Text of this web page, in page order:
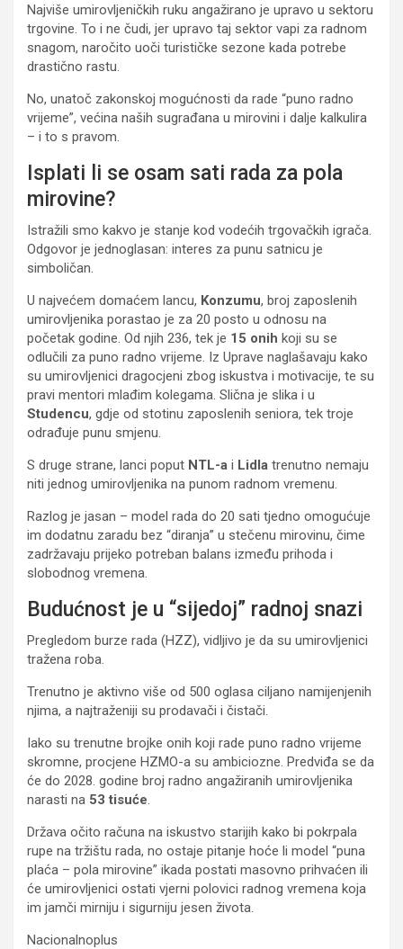
Najviše umirovljeničkih ruku angažirano je upravo u sektoru
trgovine. To i ne čudi, jer upravo taj sektor vapi za radnom
snagom, naročito uoči turističke sezone kada potrebe
drastično rastu.
No, unatoč zakonskoj mogućnosti da rade “puno radno
vrijeme”, većina naših sugrađana u mirovini i dalje kalkulira
– i to s pravom.
Isplati li se osam sati rada za pola
mirovine?
Istražili smo kakvo je stanje kod vodećih trgovačkih igrača.
Odgovor je jednoglasan: interes za punu satnicu je
simboličan.
U najvećem domaćem lancu, Konzumu, broj zaposlenih
umirovljenika porastao je za 20 posto u odnosu na
početak godine. Od njih 236, tek je 15 onih koji su se
odlučili za puno radno vrijeme. Iz Uprave naglašavaju kako
su umirovljenici dragocjeni zbog iskustva i motivacije, te su
pravi mentori mlađim kolegama. Slična je slika i u
Studencu, gdje od stotinu zaposlenih seniora, tek troje
odrađuje punu smjenu.
S druge strane, lanci poput NTL-a i Lidla trenutno nemaju
niti jednog umirovljenika na punom radnom vremenu.
Razlog je jasan – model rada do 20 sati tjedno omogućuje
im dodatnu zaradu bez “diranja” u stečenu mirovinu, čime
zadržavaju prijeko potreban balans između prihoda i
slobodnog vremena.
Budućnost je u “sijedoj” radnoj snazi
Pregledom burze rada (HZZ), vidljivo je da su umirovljenici
tražena roba.
Trenutno je aktivno više od 500 oglasa ciljano namijenjenih
njima, a najtraženiji su prodavači i čistači.
Iako su trenutne brojke onih koji rade puno radno vrijeme
skromne, procjene HZMO-a su ambiciozne. Predviđa se da
će do 2028. godine broj radno angažiranih umirovljenika
narasti na 53 tisuće.
Država očito računa na iskustvo starijih kako bi pokrpala
rupe na tržištu rada, no ostaje pitanje hoće li model “puna
plaća – pola mirovine” ikada postati masovno prihvaćen ili
će umirovljenici ostati vjerni polovici radnog vremena koja
im jamči mirniju i sigurniju jesen života.
Nacionalnoplus